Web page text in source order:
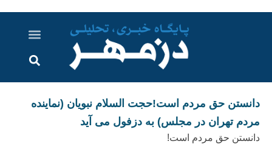
دانستن حق مردم است!حجت السلام نبویان (نماینده
مردم تهران در مجلس) به دزفول می آید
دانستن حق مردم است!